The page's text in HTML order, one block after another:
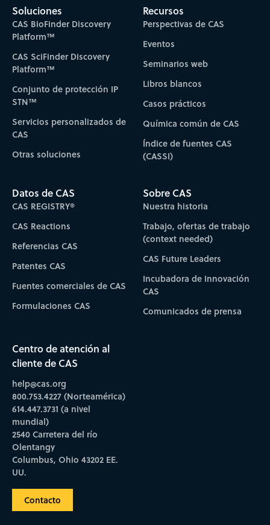
Soluciones
CAS BioFinder Discovery
Platform™
CAS SciFinder Discovery
Platform™
Conjunto de protección IP
STN™
Servicios personalizados de
CAS
Otras soluciones
Recursos
Perspectivas de CAS
Eventos
Seminarios web
Libros blancos
Casos prácticos
Química común de CAS
Índice de fuentes CAS
(CASSI)
Datos de CAS
CAS REGISTRY®
CAS Reactions
Referencias CAS
Patentes CAS
Fuentes comerciales de CAS
Formulaciones CAS
Sobre CAS
Nuestra historia
Trabajo, ofertas de trabajo
(context needed)
CAS Future Leaders
Incubadora de Innovación
CAS
Comunicados de prensa
Centro de atención al
cliente de CAS
help@cas.org
800.753.4227 (Norteamérica)
614.447.3731 (a nivel
mundial)
2540 Carretera del río
Olentangy
Columbus, Ohio 43202 EE.
UU.
Contacto